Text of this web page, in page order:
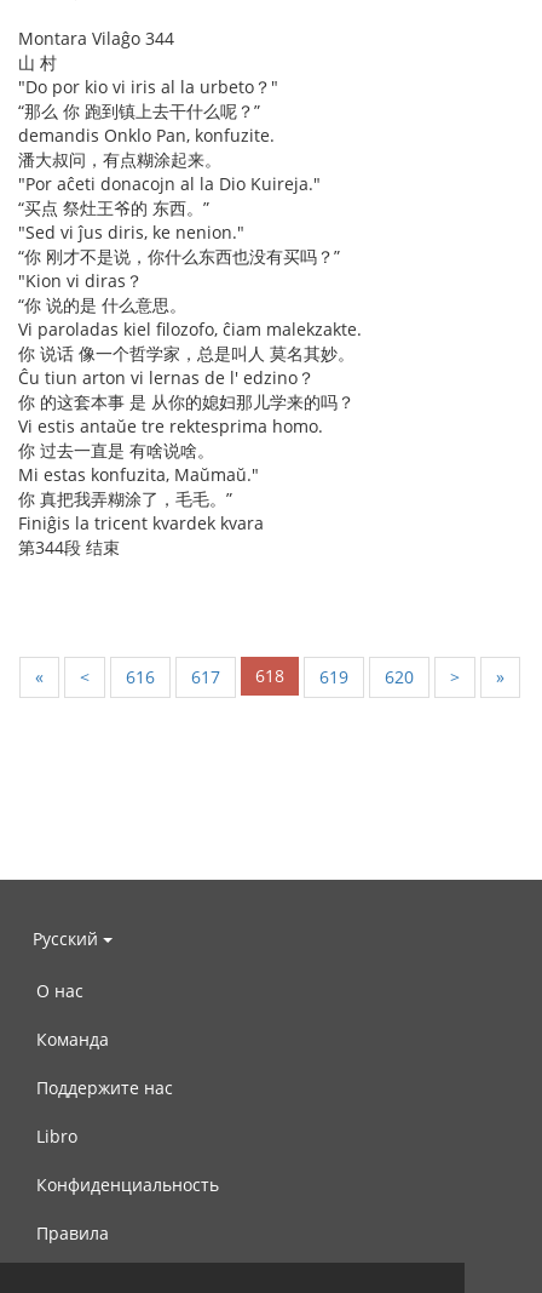
Montara Vilaĝo 344
山 村
"Do por kio vi iris al la urbeto？"
“那么 你 跑到镇上去干什么呢？”
demandis Onklo Pan, konfuzite.
潘大叔问，有点糊涂起来。
"Por aĉeti donacojn al la Dio Kuireja."
“买点 祭灶王爷的 东西。”
"Sed vi ĵus diris, ke nenion."
“你 刚才不是说，你什么东西也没有买吗？”
"Kion vi diras？
“你 说的是 什么意思。
Vi paroladas kiel filozofo, ĉiam malekzakte.
你 说话 像一个哲学家，总是叫人 莫名其妙。
Ĉu tiun arton vi lernas de l' edzino？
你 的这套本事 是 从你的媳妇那儿学来的吗？
Vi estis antaŭe tre rektesprima homo.
你 过去一直是 有啥说啥。
Mi estas konfuzita, Maŭmaŭ."
你 真把我弄糊涂了，毛毛。”
Finiĝis la tricent kvardek kvara
第344段 结束
« < 616 617 618 619 620 > »
Русский
О нас
Команда
Поддержите нас
Libro
Конфиденциальность
Правила